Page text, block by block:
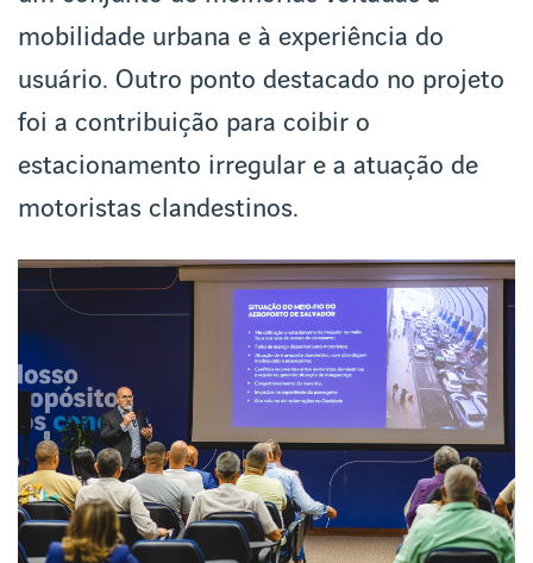
mobilidade urbana e à experiência do
usuário. Outro ponto destacado no projeto
foi a contribuição para coibir o
estacionamento irregular e a atuação de
motoristas clandestinos.